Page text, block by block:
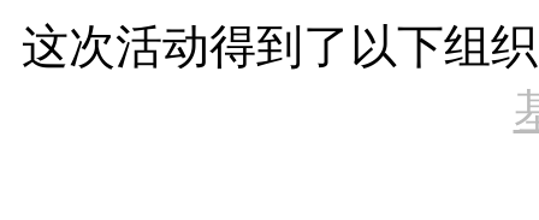
这次活动得到了以下组